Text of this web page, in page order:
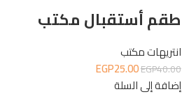
طقم أستقبال مكتب
انتريهات مكتب
EGP40.00
EGP25.00
إضافة إلى السلة